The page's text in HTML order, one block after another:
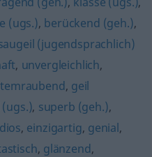
(ugs.), berückend (geh.),
(jugendsprachlich)
, unvergleichlich,
, geil
, superb (geh.),
, einzigartig, genial,
, glänzend,